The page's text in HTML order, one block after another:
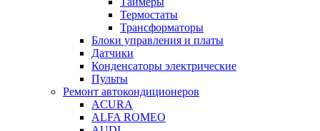
Термостаты
Трансформаторы
Блоки управления и платы
Датчики
Конденсаторы электрические
Пульты
Ремонт автокондиционеров
ACURA
ALFA ROMEO